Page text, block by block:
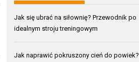
Jak się ubrać na siłownię? Przewodnik po
idealnym stroju treningowym
Jak naprawić pokruszony cień do powiek?